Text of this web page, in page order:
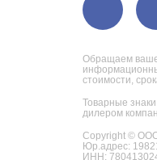
Обращаем ваше
стоимости,
Товарные
дилером
Copyright ©
Юр.адрес:
ИНН: